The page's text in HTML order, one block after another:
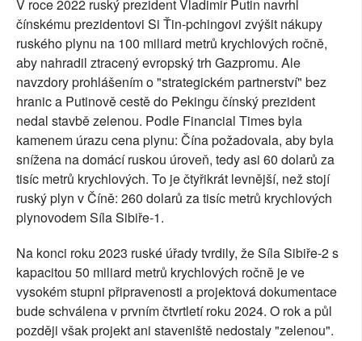
V roce 2022 ruský prezident Vladimir Putin navrhl
čínskému prezidentovi Si Ťin-pchingovi zvýšit nákupy
ruského plynu na 100 miliard metrů krychlových ročně,
aby nahradil ztracený evropský trh Gazpromu. Ale
navzdory prohlášením o "strategickém partnerství" bez
hranic a Putinově cestě do Pekingu čínský prezident
nedal stavbě zelenou. Podle Financial Times byla
kamenem úrazu cena plynu: Čína požadovala, aby byla
snížena na domácí ruskou úroveň, tedy asi 60 dolarů za
tisíc metrů krychlových. To je čtyřikrát levnější, než stojí
ruský plyn v Číně: 260 dolarů za tisíc metrů krychlových
plynovodem Síla Sibiře-1.
Na konci roku 2023 ruské úřady tvrdily, že Síla Sibiře-2 s
kapacitou 50 miliard metrů krychlových ročně je ve
vysokém stupni připravenosti a projektová dokumentace
bude schválena v prvním čtvrtletí roku 2024. O rok a půl
později však projekt ani staveniště nedostaly "zelenou".